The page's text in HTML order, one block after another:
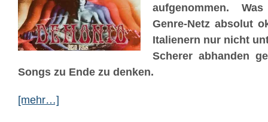
aufgenommen.
Genre-Netz absolut
Italienern nur nicht
Scherer abhanden
Songs zu Ende zu denken.
[mehr…]